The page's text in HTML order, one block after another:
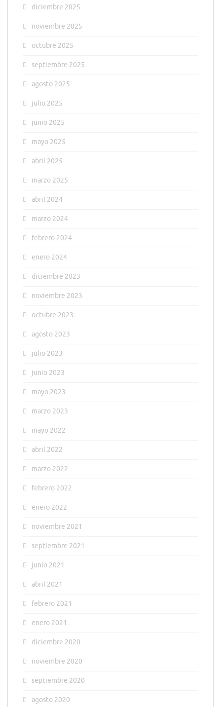
diciembre 2025
noviembre 2025
octubre 2025
septiembre 2025
agosto 2025
julio 2025
junio 2025
mayo 2025
abril 2025
marzo 2025
abril 2024
marzo 2024
febrero 2024
enero 2024
diciembre 2023
noviembre 2023
octubre 2023
agosto 2023
julio 2023
junio 2023
mayo 2023
marzo 2023
mayo 2022
abril 2022
marzo 2022
febrero 2022
enero 2022
noviembre 2021
septiembre 2021
junio 2021
abril 2021
febrero 2021
enero 2021
diciembre 2020
noviembre 2020
septiembre 2020
agosto 2020